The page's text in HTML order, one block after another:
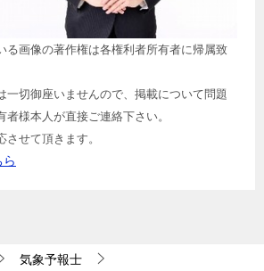
る画像の著作権は各権利者所有者に帰属致
一切御座いませんので、掲載について問題
者様本人が直接ご連絡下さい。
せて頂きます。
気象予報士